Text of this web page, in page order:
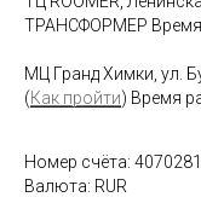
ТРАНСФОРМЕР Время
МЦ Гранд Химки, ул.
(Как пройти) Время
Номер счёта:
Валюта: RUR